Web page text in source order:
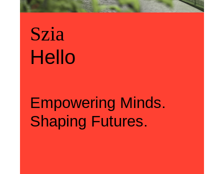
Üdvözlünk
Szia
Szia
Welcome
Hello
Empowering Minds.
Shaping Futures.